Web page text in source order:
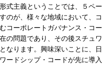
式主義ということでは、５ペー
のが、様々な地域において、コ
コーポレートガバナンス・コー
の問題であり、その後スチュワ
なります。興味深いことに、日
ードシップ・コードが先に導入